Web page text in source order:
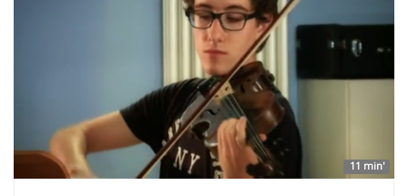
11 min'